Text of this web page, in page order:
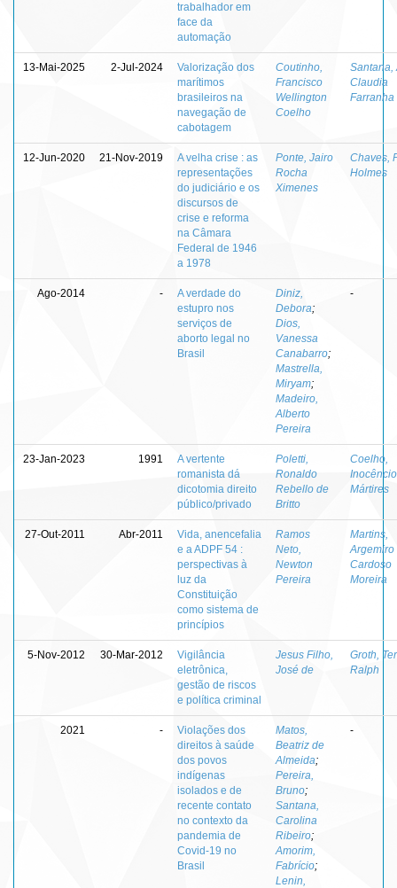
trabalhador em
face da
automação
13-Mai-2025 2-Jul-2024
Valorização dos
marítimos
brasileiros na
navegação de
cabotagem
Coutinho,
Francisco
Wellington
Coelho
Santana,
Claudia
Farranha
12-Jun-2020 21-Nov-2019
A velha crise : as
representações
do judiciário e os
discursos de
crise e reforma
na Câmara
Federal de 1946
a 1978
Ponte, Jairo
Rocha
Ximenes
Chaves,
Holmes
Ago-2014 -
A verdade do
estupro nos
serviços de
aborto legal no
Brasil
Diniz,
Debora;
Dios,
Vanessa
Canabarro;
Mastrella,
Miryam;
Madeiro,
Alberto
Pereira
-
23-Jan-2023 1991
A vertente
romanista dá
dicotomia direito
público/privado
Poletti,
Ronaldo
Rebello de
Britto
Coelho,
Inocêncio
Mártires
27-Out-2011 Abr-2011
Vida, anencefalia
e a ADPF 54 :
perspectivas à
luz da
Constituição
como sistema de
princípios
Ramos
Neto,
Newton
Pereira
Martins,
Argemiro
Cardoso
Moreira
5-Nov-2012 30-Mar-2012
Vigilância
eletrônica,
gestão de riscos
e política criminal
Jesus Filho,
José de
Groth,
Ralph
2021 -
Violações dos
direitos à saúde
dos povos
indígenas
isolados e de
recente contato
no contexto da
pandemia de
Covid-19 no
Brasil
Matos,
Beatriz de
Almeida;
Pereira,
Bruno;
Santana,
Carolina
Ribeiro;
Amorim,
Fabrício;
Lenin,
-